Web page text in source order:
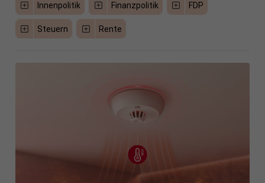
Innenpolitik Finanzpolitik FDP
Steuern Rente